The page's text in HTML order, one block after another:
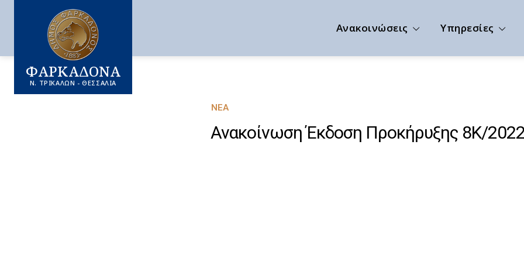
ΦΑΡΚΑΔΟΝΑ
Ν. ΤΡΙΚΑΛΩΝ - ΘΕΣΣΑΛΙΑ
Ανακοινώσεις Υπηρεσίες
ΝΈΑ
Ανακοίνωση Έκδοση Προκήρυξης 8Κ/2022